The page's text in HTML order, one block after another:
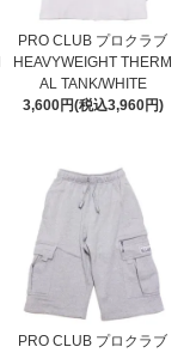
PRO CLUB プロクラブ
HEAVYWEIGHT THERM
AL TANK/WHITE
3,600円(税込3,960円)
PRO CLUB プロクラブ